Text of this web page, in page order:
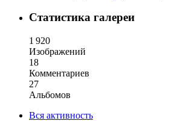
Статистика галереи
1 920
Изображений
18
Комментариев
27
Альбомов
Вся активность